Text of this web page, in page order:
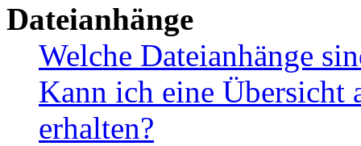
Dateianhänge
Welche Dateianhänge
Kann ich eine Übersicht
erhalten?